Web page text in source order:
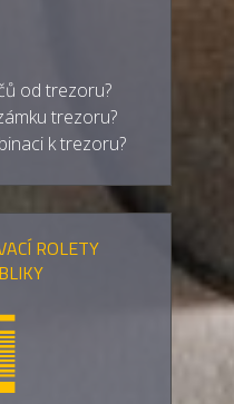
od trezoru?
trezoru?
k trezoru?
ROLETY